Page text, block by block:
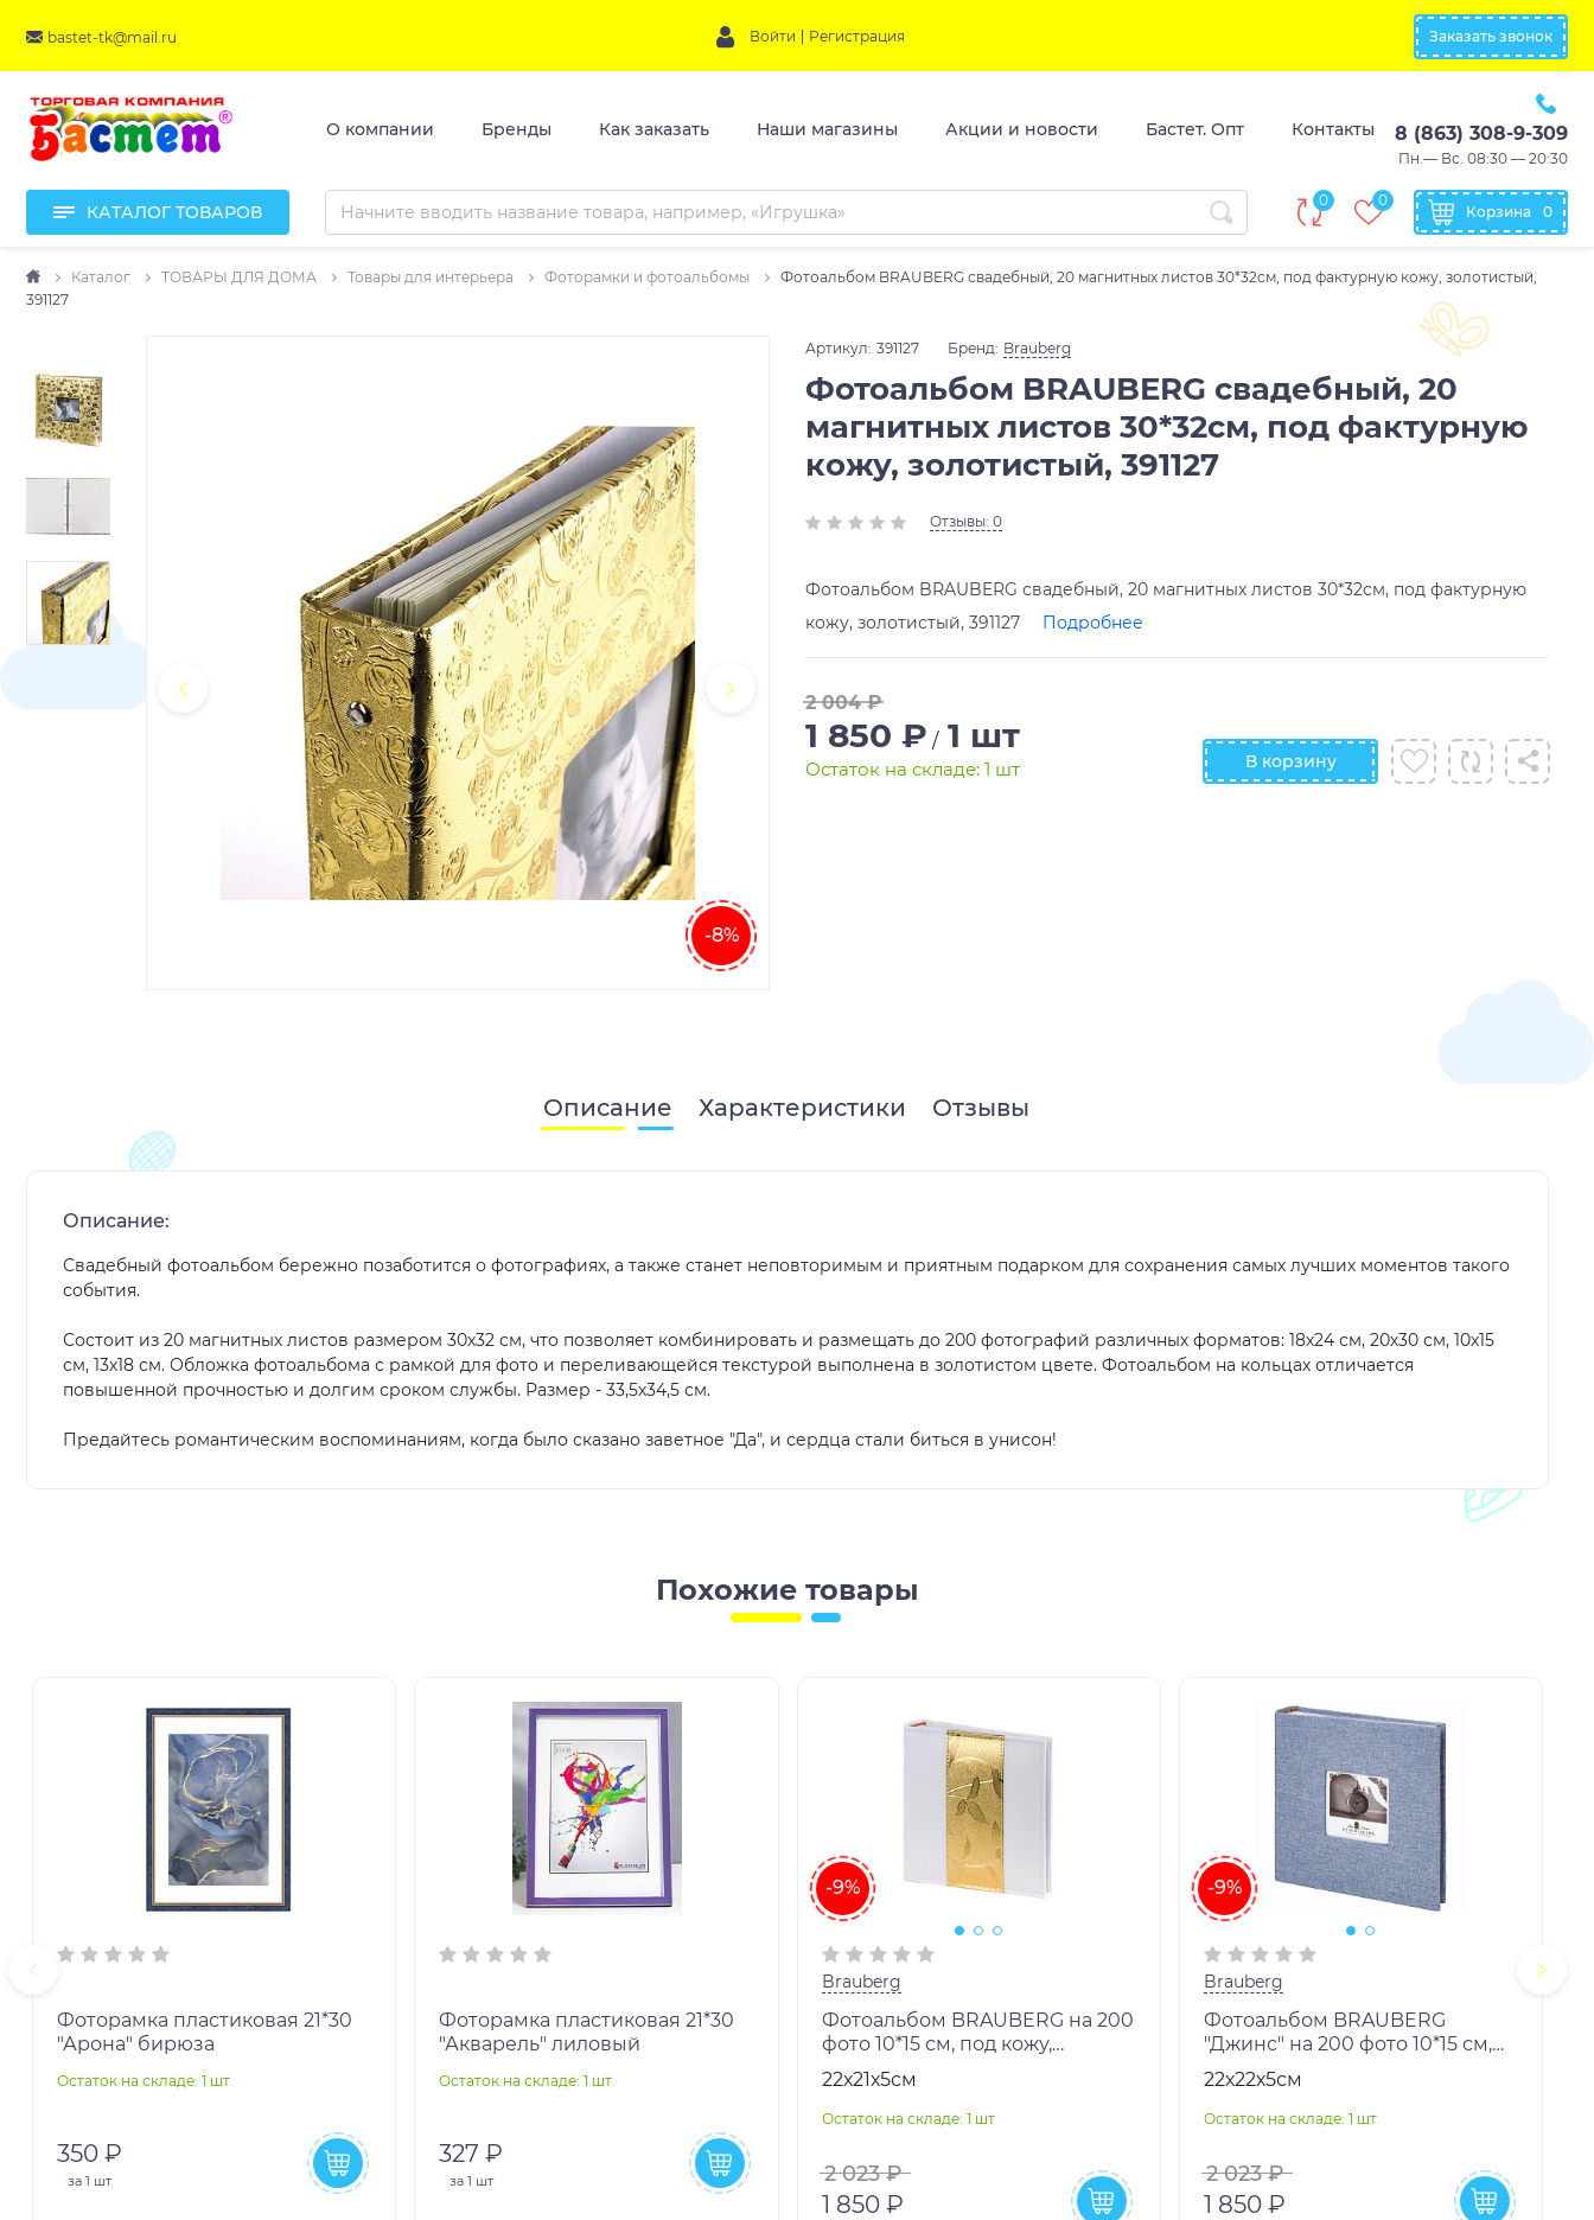
bastet-tk@mail.ru Войти Регистрация Заказать звонок
О компании Бренды Как заказать Наши магазины Акции и новости Бастет. Опт Контакты 8 (863) 308-9-309
Пн.— Вс. 08:30 — 20:30
КАТАЛОГ ТОВАРОВ
0 0
Корзина 0
Каталог ТОВАРЫ ДЛЯ ДОМА Товары для интерьера Фоторамки и фотоальбомы
Фотоальбом BRAUBERG свадебный, 20 магнитных листов 30*32см, под фактурную кожу, золотистый,
391127
-8%
Артикул: 391127 Бренд: Brauberg
Фотоальбом BRAUBERG свадебный, 20
магнитных листов 30*32см, под фактурную
кожу, золотистый, 391127
Отзывы: 0
Фотоальбом BRAUBERG свадебный, 20 магнитных листов 30*32см, под фактурную
кожу, золотистый, 391127
Подробнее
2 004 ₽
1 850 ₽ / 1 шт
Остаток на складе: 1 шт В корзину
Описание Характеристики Отзывы
Описание:
Свадебный фотоальбом бережно позаботится о фотографиях, а также станет неповторимым и приятным подарком для сохранения самых лучших моментов такого
события.
Состоит из 20 магнитных листов размером 30х32 см, что позволяет комбинировать и размещать до 200 фотографий различных форматов: 18х24 см, 20х30 см, 10х15
см, 13х18 см. Обложка фотоальбома с рамкой для фото и переливающейся текстурой выполнена в золотистом цвете. Фотоальбом на кольцах отличается
повышенной прочностью и долгим сроком службы. Размер - 33,5х34,5 см.
Предайтесь романтическим воспоминаниям, когда было сказано заветное "Да", и сердца стали биться в унисон!
Похожие товары
Фоторамка пластиковая 21*30
"Арона" бирюза
Остаток на складе: 1 шт
350 ₽
за 1 шт
Фоторамка пластиковая 21*30
"Акварель" лиловый
Остаток на складе: 1 шт
327 ₽
за 1 шт
-9%
Brauberg
Фотоальбом BRAUBERG на 200
фото 10*15 см, под кожу,
бумажные страницы, бокс,
бело-золотистый, 391112
22х21х5см
Остаток на складе: 1 шт
2 023 ₽
1 850 ₽
-9%
Brauberg
Фотоальбом BRAUBERG
"Джинс" на 200 фото 10*15 см,
ткань, бумажные страницы,
переплет, бокс, 391173
22х22х5см
Остаток на складе: 1 шт
2 023 ₽
1 850 ₽